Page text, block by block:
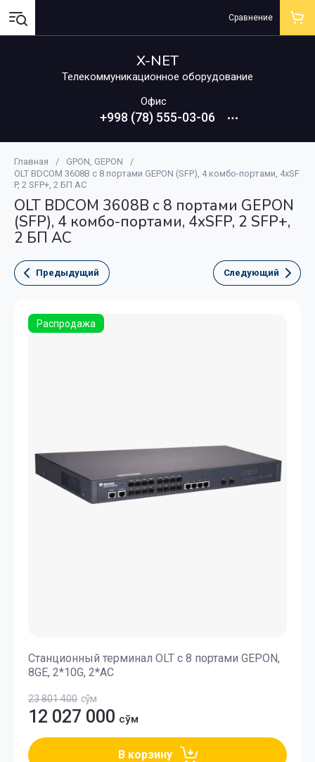
X-NET
Телекоммуникационное оборудование
Офис
+998 (78) 555-03-06
Сравнение
Главная / GPON, GEPON
/
OLT BDCOM 3608B с 8 портами GEPON (SFP), 4 комбо-портами, 4хSF
P, 2 SFP+, 2 БП АC
OLT BDCOM 3608B с 8 портами GEPON
(SFP), 4 комбо-портами, 4хSFP, 2 SFP+,
2 БП АC
Предыдущий Следующий
Распродажа
Станционный терминал OLT с 8 портами GEPON,
8GE, 2*10G, 2*AC
23 801 400 сўм
12 027 000 сўм
В корзину